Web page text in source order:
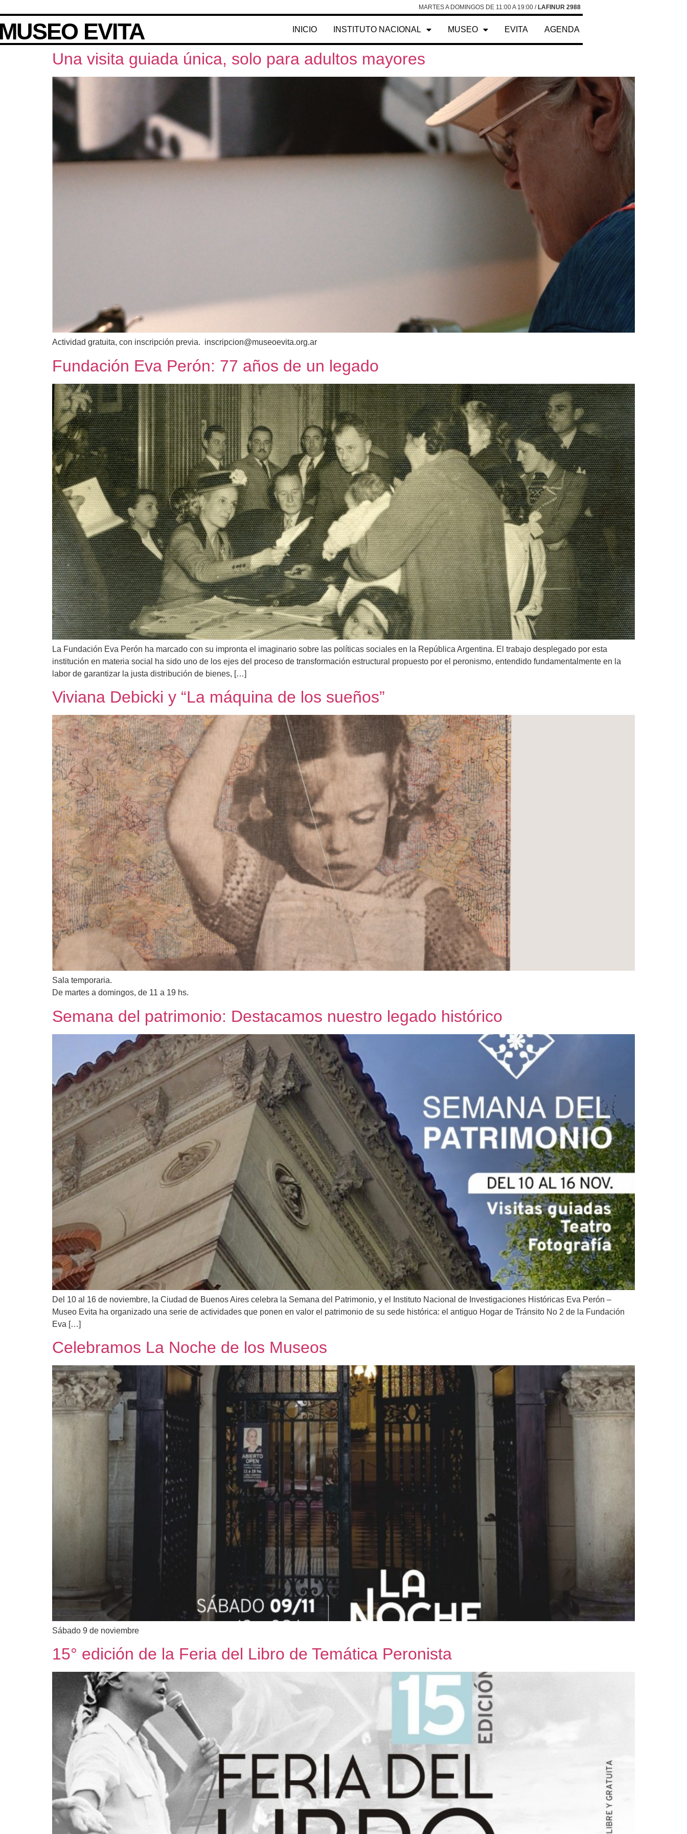
MARTES A DOMINGOS DE 11:00 A 19:00 / LAFINUR 2988
EVITA INICIO INSTITUTO NACIONAL MUSEO EVITA AGENDA
Una visita guiada única, solo para adultos mayores
Actividad gratuita, con inscripción previa. inscripcion@museoevita.org.ar
Fundación Eva Perón: 77 años de un legado
La Fundación Eva Perón ha marcado con su impronta el imaginario sobre las políticas sociales en la República Argentina. El trabajo desplegado por esta
institución en materia social ha sido uno de los ejes del proceso de transformación estructural propuesto por el peronismo, entendido fundamentalmente en la
labor de garantizar la justa distribución de bienes, […]
Viviana Debicki y “La máquina de los sueños”
Sala temporaria.
De martes a domingos, de 11 a 19 hs.
Semana del patrimonio: Destacamos nuestro legado histórico
Del 10 al 16 de noviembre, la Ciudad de Buenos Aires celebra la Semana del Patrimonio, y el Instituto Nacional de Investigaciones Históricas Eva Perón –
Museo Evita ha organizado una serie de actividades que ponen en valor el patrimonio de su sede histórica: el antiguo Hogar de Tránsito No 2 de la Fundación
Eva […]
Celebramos La Noche de los Museos
Sábado 9 de noviembre
15° edición de la Feria del Libro de Temática Peronista